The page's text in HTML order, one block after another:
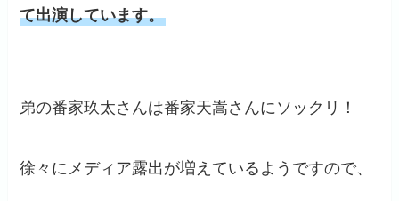
て出演しています。
弟の番家玖太さんは番家天嵩さんにソックリ！
徐々にメディア露出が増えているようですので、